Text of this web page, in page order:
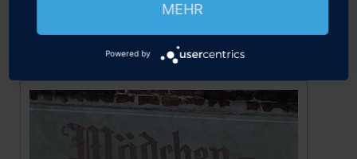
MEHR
Powered by